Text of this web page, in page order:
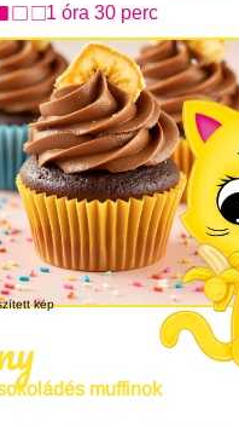
1 óra 30 perc
kép
muffinok